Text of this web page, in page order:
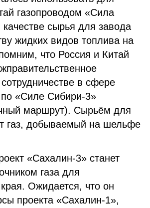
газопроводом «Сила
сырья для завода
жидких видов топлива на
что Россия и Китай
в сфере
по «Силе Сибири-3»
маршрут). Сырьём для
газ, добываемый на шельфе
«Сахалин-3» станет
газа для
Ожидается, что он
проекта «Сахалин-1»,